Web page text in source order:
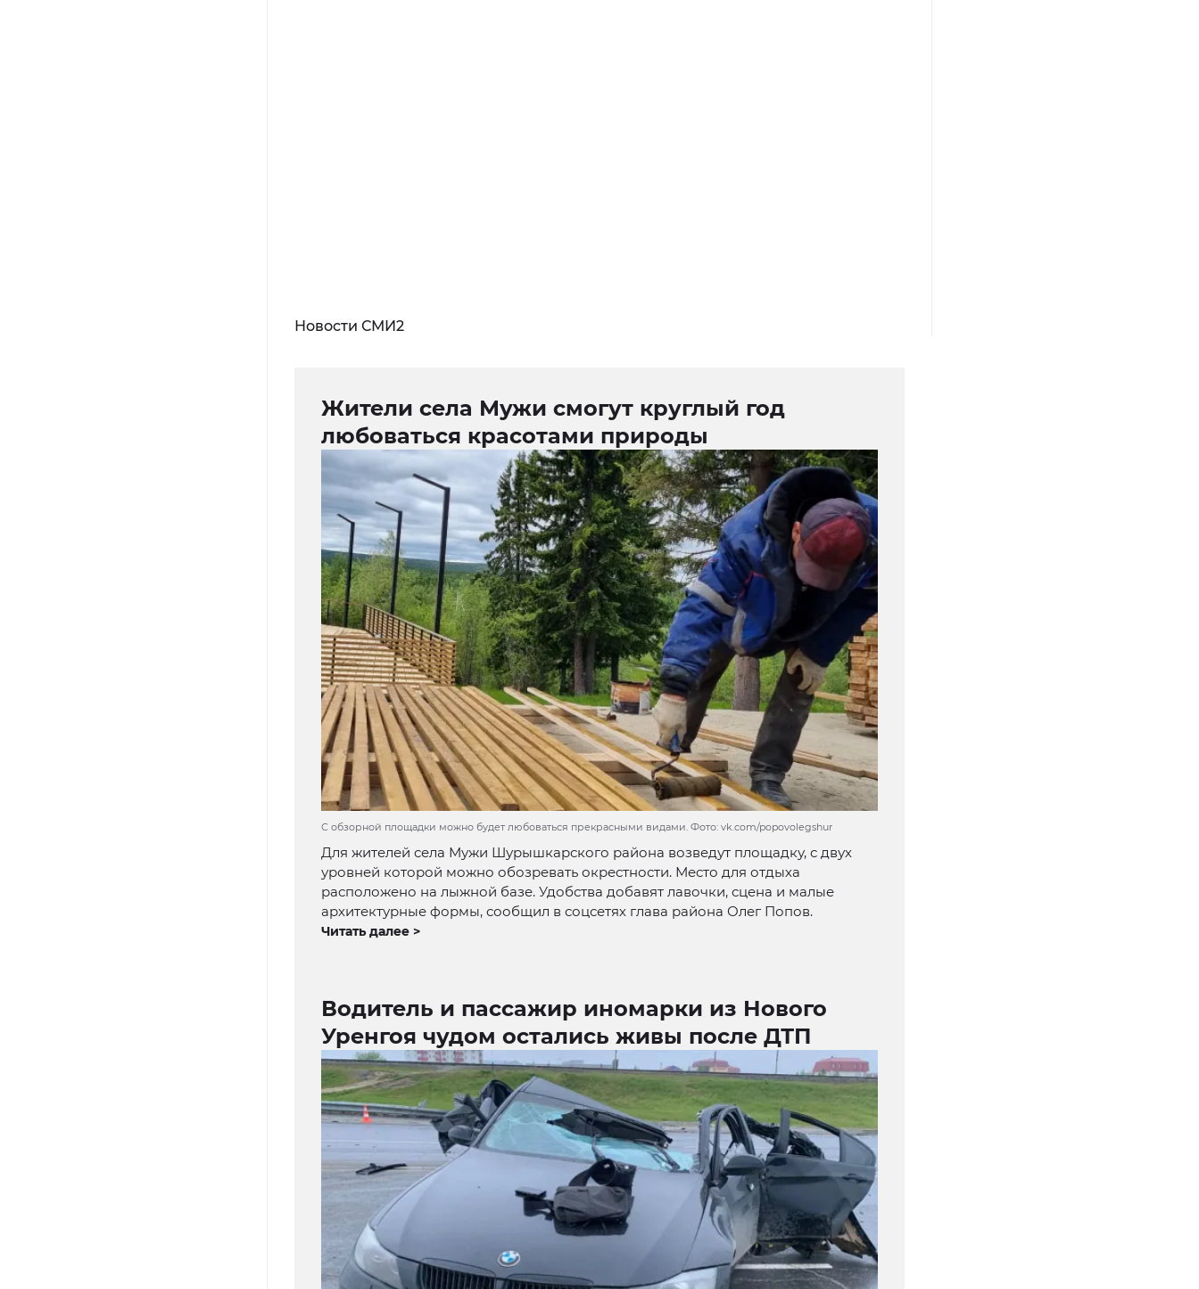
Новости СМИ2
Жители села Мужи смогут круглый год
любоваться красотами природы
С обзорной площадки можно будет любоваться прекрасными видами. Фото: vk.com/popovolegshur
Для жителей села Мужи Шурышкарского района возведут площадку, с двух
уровней которой можно обозревать окрестности. Место для отдыха
расположено на лыжной базе. Удобства добавят лавочки, сцена и малые
архитектурные формы, сообщил в соцсетях глава района Олег Попов.
Читать далее >
Водитель и пассажир иномарки из Нового
Уренгоя чудом остались живы после ДТП